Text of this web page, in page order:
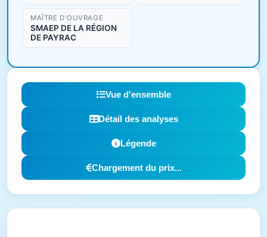
MAÎTRE D'OUVRAGE
SMAEP DE LA RÉGION
DE PAYRAC
Vue d'ensemble
Détail des analyses
Légende
Chargement du prix...